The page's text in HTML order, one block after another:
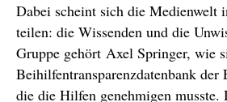
Dabei scheint sich die Medienwelt
teilen: die Wissenden und die
Gruppe gehört Axel Springer, wie
Beihilfentransparenzdatenbank der
die die Hilfen genehmigen